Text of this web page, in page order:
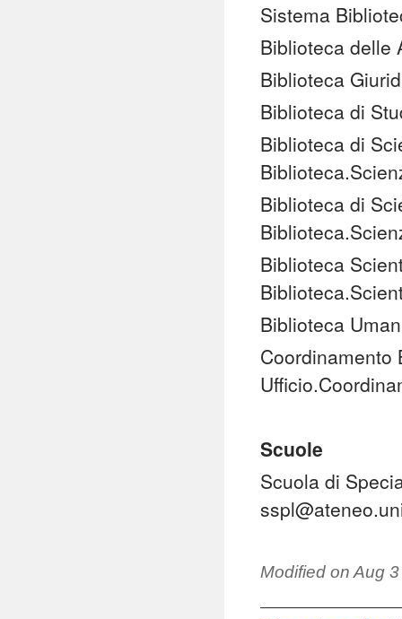
Sistema
Biblioteca delle
Biblioteca
Biblioteca di
Biblioteca di
Biblioteca di
Biblioteca
Biblioteca
Coordinamento
Scuole
Scuola di
Modified on Aug